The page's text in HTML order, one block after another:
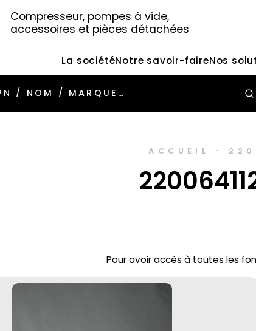
Compresseur, pompes à vide,
accessoires et pièces détachées
La sociétéNotre savoir-faireNos
ACCUEIL -
Pour avoir accès à toutes les